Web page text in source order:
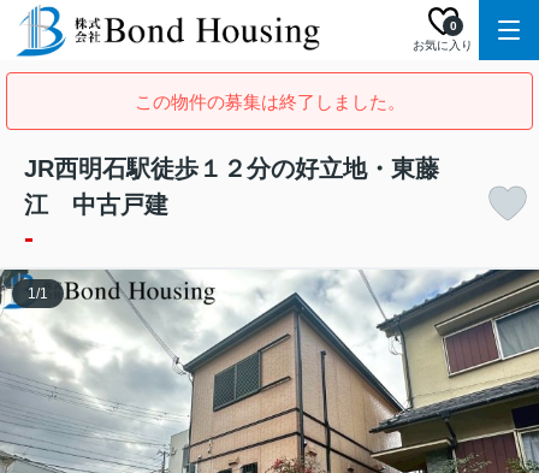
お気に入り
0
この物件の募集は終了しました。
JR西明石駅徒歩１２分の好立地・東藤
江 中古戸建
-
1/1